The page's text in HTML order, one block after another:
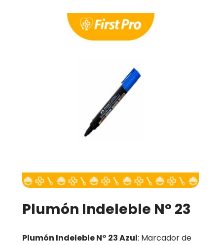
Plumón Indeleble N° 23
Plumón Indeleble N° 23 Azul: Marcador de